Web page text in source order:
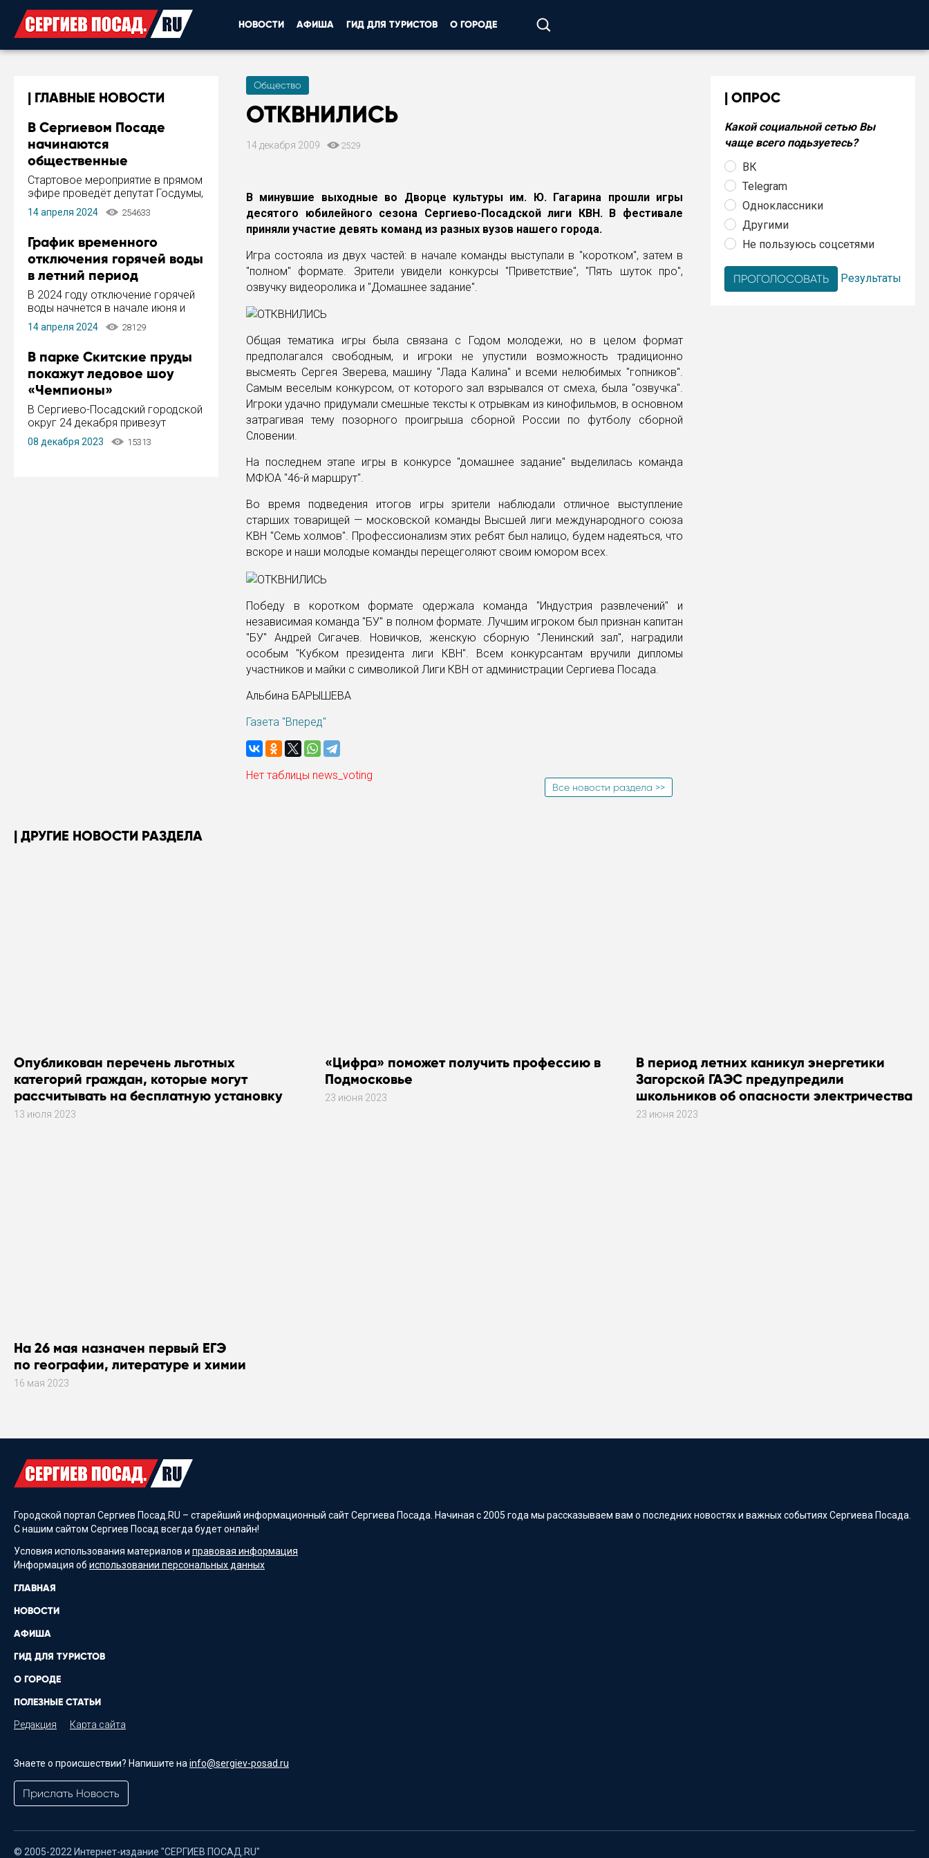
НОВОСТИ АФИША ГИД ДЛЯ ТУРИСТОВ О ГОРОДЕ
ГЛАВНЫЕ НОВОСТИ
В Сергиевом Посаде
начинаются
общественные
обсуждения Стратегии
развития города
Стартовое мероприятие в прямом
эфире проведёт депутат Госдумы,
инициатор и автор Концепции
развития Сергиева Посада и
Пахомов.
14 апреля 2024 254633
График временного
отключения горячей воды
в летний период
В 2024 году отключение горячей
воды начнется в начале июня и
завершится в конце августа.
Период отключения составит не
14 апреля 2024 28129
В парке Скитские пруды
покажут ледовое шоу
«Чемпионы»
В Сергиево-Посадский городской
округ 24 декабря привезут
ледовый тур «Чемпионы»
заслуженного мастера спорта,
08 декабря 2023 15313
Общество
ОТКВНИЛИСЬ
14 декабря 2009 2529
В минувшие выходные во Дворце культуры им. Ю. Гагарина прошли игры
десятого юбилейного сезона Сергиево-Посадской лиги КВН. В фестивале
приняли участие девять команд из разных вузов нашего города.
Игра состояла из двух частей: в начале команды выступали в "коротком", затем в
"полном" формате. Зрители увидели конкурсы "Приветствие", "Пять шуток про",
озвучку видеоролика и "Домашнее задание".
Общая тематика игры была связана с Годом молодежи, но в целом формат
предполагался свободным, и игроки не упустили возможность традиционно
высмеять Сергея Зверева, машину "Лада Калина" и всеми нелюбимых "гопников".
Самым веселым конкурсом, от которого зал взрывался от смеха, была "озвучка".
Игроки удачно придумали смешные тексты к отрывкам из кинофильмов, в основном
затрагивая тему позорного проигрыша сборной России по футболу сборной
Словении.
На последнем этапе игры в конкурсе "домашнее задание" выделилась команда
МФЮА "46-й маршрут".
Во время подведения итогов игры зрители наблюдали отличное выступление
старших товарищей — московской команды Высшей лиги международного союза
КВН "Семь холмов". Профессионализм этих ребят был налицо, будем надеяться, что
вскоре и наши молодые команды перещеголяют своим юмором всех.
Победу в коротком формате одержала команда "Индустрия развлечений" и
независимая команда "БУ" в полном формате. Лучшим игроком был признан капитан
"БУ" Андрей Сигачев. Новичков, женскую сборную "Ленинский зал", наградили
особым "Кубком президента лиги КВН". Всем конкурсантам вручили дипломы
участников и майки с символикой Лиги КВН от администрации Сергиева Посада.
Альбина БАРЫШЕВА
Газета "Вперед"
Нет таблицы news_voting
Все новости раздела >>
ОПРОС
Какой социальной сетью Вы
чаще всего подьзуетесь?
ВК
Telegram
Одноклассники
Другими
Не пользуюсь соцсетями
Результаты
ДРУГИЕ НОВОСТИ РАЗДЕЛА
Опубликован перечень льготных
категорий граждан, которые могут
рассчитывать на бесплатную установку
газового оборудования
13 июля 2023
«Цифра» поможет получить профессию в
Подмосковье
23 июня 2023
В период летних каникул энергетики
Загорской ГАЭС предупредили
школьников об опасности электричества
23 июня 2023
На 26 мая назначен первый ЕГЭ
по географии, литературе и химии
16 мая 2023
Городской портал Сергиев Посад.RU – старейший информационный сайт Сергиева Посада. Начиная с 2005 года мы рассказываем вам о последних новостях и важных событиях Сергиева Посада.
С нашим сайтом Сергиев Посад всегда будет онлайн!
Условия использования материалов и правовая информация
Информация об использовании персональных данных
ГЛАВНАЯ
НОВОСТИ
АФИША
ГИД ДЛЯ ТУРИСТОВ
О ГОРОДЕ
ПОЛЕЗНЫЕ СТАТЬИ
Редакция Карта сайта
Знаете о происшествии? Напишите наinfo@sergiev-posad.ru
Прислать Новость
© 2005-2022 Интернет-издание "СЕРГИЕВ ПОСАД.RU"